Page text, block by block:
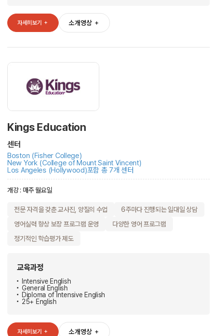
자세히보기 ＋ 소개영상 ＋
Kings Education
센터
Boston (Fisher College)
New York (College of Mount Saint Vincent)
Los Angeles (Hollywood)포함 총 7개 센터
개강 : 매주 월요일
전문 자격을 갖춘 교사진, 양질의 수업
6주마다 진행되는 일대일 상담
영어실력 향상 보장 프로그램 운영
다양한 영어 프로그램
정기적인 학습평가 제도
교육과정
Intensive English
General English
Diploma of Intensive English
25+ English
자세히보기 ＋ 소개영상 ＋